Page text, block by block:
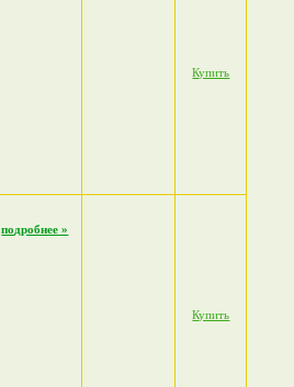
Купить
подробнее »
Купить